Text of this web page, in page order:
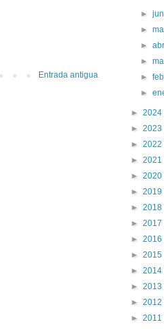
Entrada antigua
►
►
►
►
►
►
► 2024
► 2023
► 2022
► 2021
► 2020
► 2019
► 2018
► 2017
► 2016
► 2015
► 2014
► 2013
► 2012
► 2011